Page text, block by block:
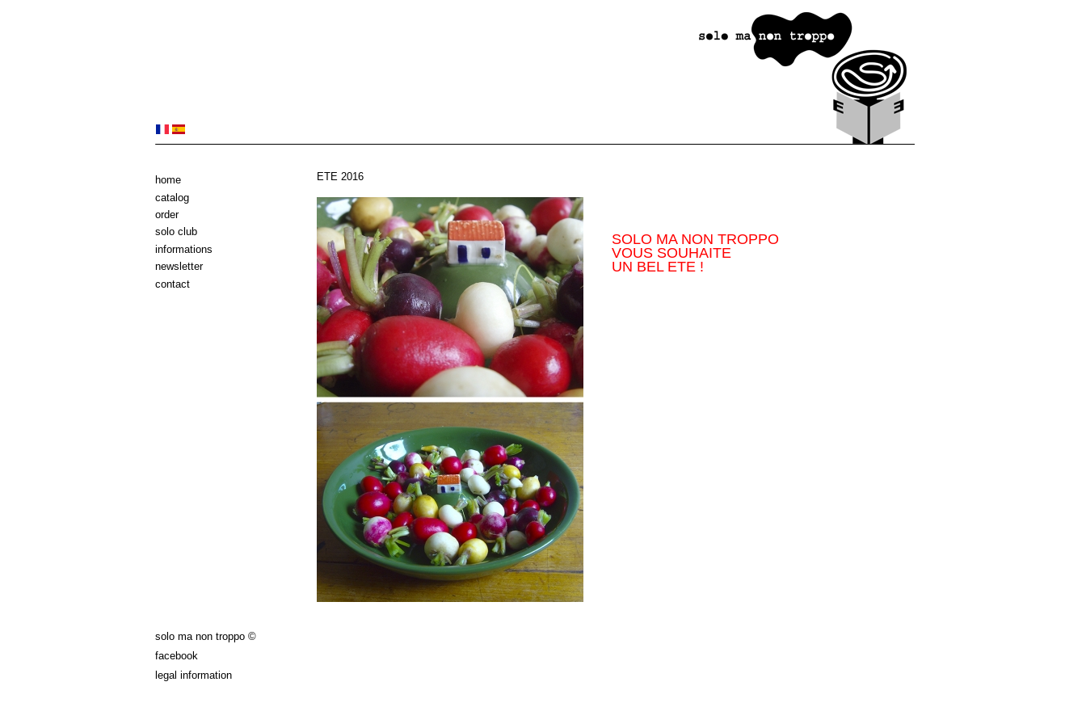
ETE 2016
SOLO MA NON TROPPO
VOUS SOUHAITE
UN BEL ETE !
home
catalog
order
solo club
informations
newsletter
contact
solo ma non troppo ©
facebook
legal information